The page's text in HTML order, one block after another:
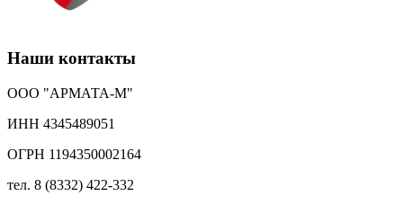
Наши контакты
ООО "АРМАТА-М"
ИНН 4345489051
ОГРН 1194350002164
тел. 8 (8332) 422-332